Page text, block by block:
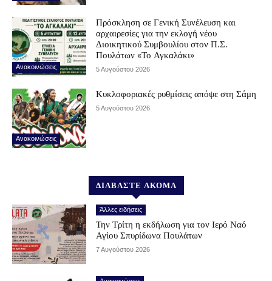
Ανακοινώσεις
Πρόσκληση σε Γενική Συνέλευση και
αρχαιρεσίες για την εκλογή νέου
Διοικητικού Συμβουλίου στον Π.Σ.
Πουλάτων «Το Αγκαλάκι»
5 Αυγούστου 2026
Ανακοινώσεις
Κυκλοφοριακές ρυθμίσεις απόψε στη Σάμη
5 Αυγούστου 2026
ΔΙΑΒΑΣΤΕ ΑΚΟΜΑ
Άλλες ειδήσεις
Την Τρίτη η εκδήλωση για τον Ιερό Ναό
Αγίου Σπυρίδωνα Πουλάτων
7 Αυγούστου 2026